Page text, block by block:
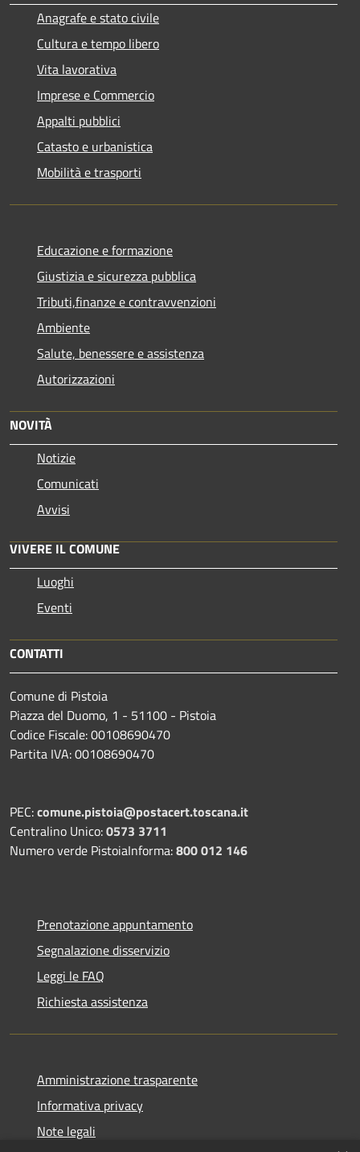
Anagrafe e stato civile
Cultura e tempo libero
Vita lavorativa
Imprese e Commercio
Appalti pubblici
Catasto e urbanistica
Mobilità e trasporti
Educazione e formazione
Giustizia e sicurezza pubblica
Tributi,finanze e contravvenzioni
Ambiente
Salute, benessere e assistenza
Autorizzazioni
NOVITÀ
Notizie
Comunicati
Avvisi
VIVERE IL COMUNE
Luoghi
Eventi
CONTATTI
Comune di Pistoia
Piazza del Duomo, 1 - 51100 - Pistoia
Codice Fiscale: 00108690470
Partita IVA: 00108690470
PEC:comune.pistoia@postacert.toscana.it
Centralino Unico:0573 3711
Numero verde PistoiaInforma:800 012 146
Prenotazione appuntamento
Segnalazione disservizio
Leggi le FAQ
Richiesta assistenza
Amministrazione trasparente
Informativa privacy
Note legali